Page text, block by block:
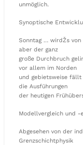
unmöglich.
Synoptische
Sonntag … wirdŽs von
aber der ganz
große Durchbruch
vor allem im Norden
und gebietsweise fällt
die Ausführungen
der heutigen
Modellvergleich und -
Abgesehen von der
Grenzschichtphysik